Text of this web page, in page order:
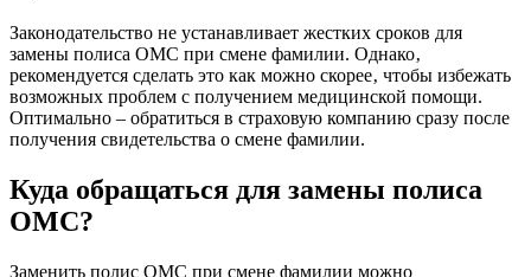
Законодательство не устанавливает жестких сроков для
замены полиса ОМС при смене фамилии. Однако‚
рекомендуется сделать это как можно скорее‚ чтобы избежать
возможных проблем с получением медицинской помощи.
Оптимально – обратиться в страховую компанию сразу после
получения свидетельства о смене фамилии.
Куда обращаться для замены полиса
ОМС?
Заменить полис ОМС при смене фамилии можно